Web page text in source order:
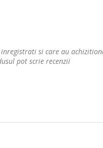
si care au
pot scrie recenzii